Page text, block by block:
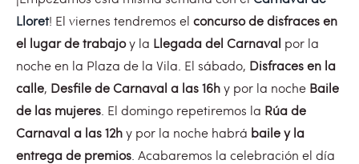
Lloret! El viernes tendremos el concurso de disfraces en
el lugar de trabajoy la Llegada del Carnaval por la
noche en la Plaza de la Vila. El sábado, Disfraces en la
calle, Desfile de Carnaval a las 16hy por la noche Baile
de las mujeres . El domingo repetiremos la Rúa de
Carnaval a las 12hy por la noche habrá baile y la
entrega de premios . Acabaremos la celebración el día